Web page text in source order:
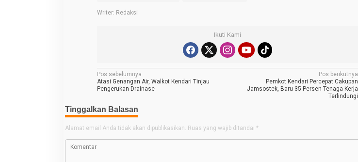
Writer: Redaksi
Ikuti Kami
N
a
i
g
a
Pos sebelumnya
Atasi Genangan Air, Walkot Kendari Tinjau
Pengerukan Drainase
Pos berikutnya
Pemkot Kendari Percepat Cakupan
Jamsostek, Baru 35 Persen Tenaga Kerja
Terlindungi
Tinggalkan Balasan
Alamat email Anda tidak akan dipublikasikan. Ruas yang wajib ditandai *